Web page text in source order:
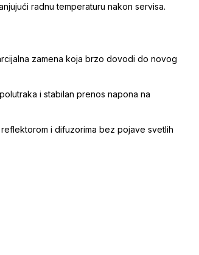
radnu temperaturu nakon servisa.
zamena koja brzo dovodi do novog
i stabilan prenos napona na
i difuzorima bez pojave svetlih